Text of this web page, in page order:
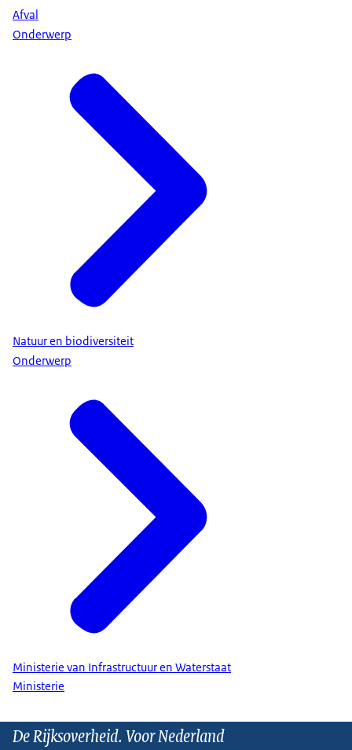
Afval
Onderwerp
Natuur en biodiversiteit
Onderwerp
Ministerie van Infrastructuur en Waterstaat
Ministerie
De Rijksoverheid. Voor Nederland